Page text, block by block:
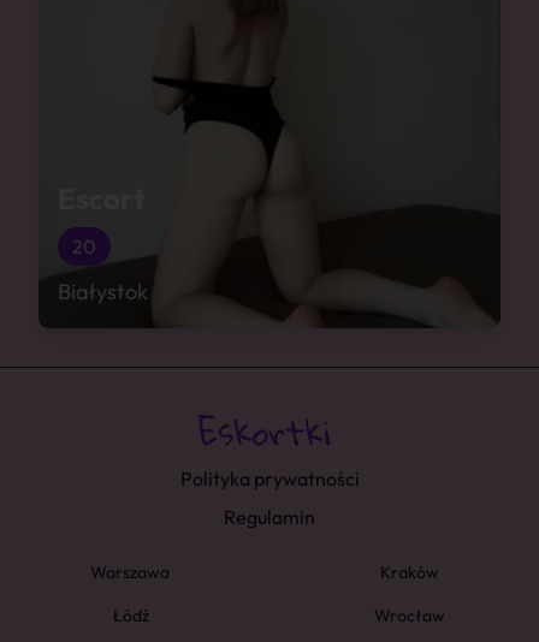
20
Białystok
Polityka prywatności
Regulamin
Warszawa
Kraków
Łódź
Wrocław